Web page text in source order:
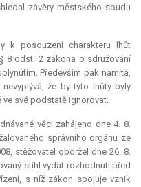
závěry městského soudu
k posouzení charakteru lhůt
8 odst. 2 zákona o sdružování
Především pak namítá,
že by tyto lhůty byly
ve své podstatě ignorovat.
věci zahájeno dne 4. 8.
správního orgánu ze
stěžovatel obdržel dne 26. 8.
stihl vydat rozhodnutí před
s níž zákon spojuje vznik